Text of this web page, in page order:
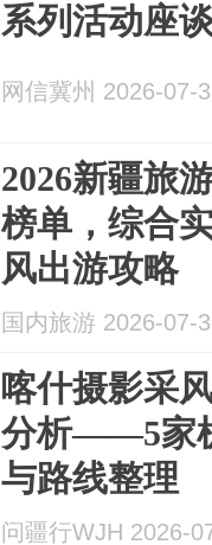
系列活动座
网信冀州 2026-07-
2026新疆旅
榜单，综合
风出游攻略
国内旅游 2026-07-
喀什摄影采
分析——5家
与路线整理
问疆行WJH 2026-